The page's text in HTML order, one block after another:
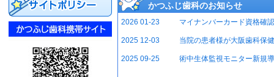
かつふじ歯科のお知らせ
2026 01-23 マイナンバーカード資格確
2025 12-03 当院の患者様が大阪歯科保
2025 09-25 術中生体監視モニター新規